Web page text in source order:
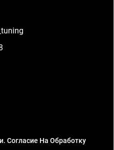
Согласие На Обработку